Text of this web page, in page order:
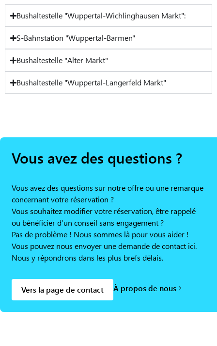
Bushaltestelle "Wuppertal-Wichlinghausen Markt":
S-Bahnstation "Wuppertal-Barmen"
Bushaltestelle "Alter Markt"
Bushaltestelle "Wuppertal-Langerfeld Markt"
Vous avez des questions ?
Vous avez des questions sur notre offre ou une remarque
concernant votre réservation ?
Vous souhaitez modifier votre réservation, être rappelé
ou bénéficier d’un conseil sans engagement ?
Pas de problème ! Nous sommes là pour vous aider !
Vous pouvez nous envoyer une demande de contact ici.
Nous y répondrons dans les plus brefs délais.
Vers la page de contact À propos de nous